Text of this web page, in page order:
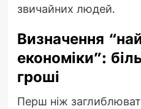
звичайних людей.
Визначення
економіки”:
гроші
Перш ніж